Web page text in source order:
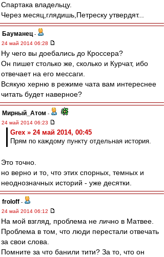
Спартака владельцу.
Через месяц,глядишь,Петреску утвердят...
Бауманец -
24 май 2014 06:28
Ну чего вы доебались до Кроссера?
Он пишет столько же, сколько и Курчат, ибо
отвечает на его мессаги.
Всякую херню в режиме чата вам интереснее
читать будет наверное?
Мирный_Атом -
24 май 2014 06:23
Grex » 24 май 2014, 00:45
Прям по каждому пункту отдельная история.
Это точно.
но верно и то, что этих спорных, темных и
неоднозначных историй - уже десятки.
froloff -
24 май 2014 06:12
На мой взгляд, проблема не лично в Матвее.
Проблема в том, что люди перестали отвечать
за свои слова.
Помните за что банили тити? За то, что он